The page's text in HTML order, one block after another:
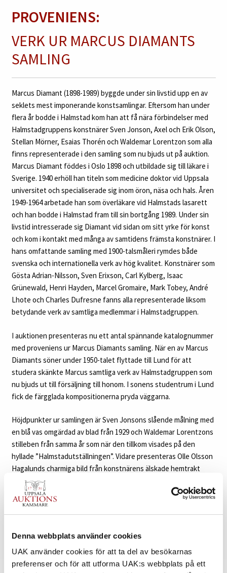
Denna webbplats använder cookies
UAK använder cookies för att ta del av besökarnas
preferenser och för att utforma UAK:s webbplats på ett
PROVENIENS:
VERK UR MARCUS DIAMANTS
SAMLING
Marcus Diamant (1898-1989) byggde under sin livstid upp en av
seklets mest imponerande konstsamlingar. Eftersom han under
flera år bodde i Halmstad kom han att få nära förbindelser med
Halmstadgruppens konstnärer Sven Jonson, Axel och Erik Olson,
Stellan Mörner, Esaias Thorén och Waldemar Lorentzon som alla
finns representerade i den samling som nu bjuds ut på auktion.
Marcus Diamant föddes i Oslo 1898 och utbildade sig till läkare i
Sverige. 1940 erhöll han titeln som medicine doktor vid Uppsala
universitet och specialiserade sig inom öron, näsa och hals. Åren
1949-1964 arbetade han som överläkare vid Halmstads lasarett
och han bodde i Halmstad fram till sin bortgång 1989. Under sin
livstid intresserade sig Diamant vid sidan om sitt yrke för konst
och kom i kontakt med många av samtidens främsta konstnärer. I
hans omfattande samling med 1900-talsmåleri rymdes både
svenska och internationella verk av hög kvalitet. Konstnärer som
Gösta Adrian-Nilsson, Sven Erixson, Carl Kylberg, Isaac
Grünewald, Henri Hayden, Marcel Gromaire, Mark Tobey, André
Lhote och Charles Dufresne fanns alla representerade liksom
betydande verk av samtliga medlemmar i Halmstadgruppen.
I auktionen presenteras nu ett antal spännande katalognummer
med proveniens ur Marcus Diamants samling. När en av Marcus
Diamants söner under 1950-talet flyttade till Lund för att
studera skänkte Marcus samtliga verk av Halmstadgruppen som
nu bjuds ut till försäljning till honom. I sonens studentrum i Lund
fick de färgglada kompositionerna pryda väggarna.
Höjdpunkter ur samlingen är Sven Jonsons slående målning med
en blå vas omgärdad av blad från 1929 och Waldemar Lorentzons
stilleben från samma år som när den tillkom visades på den
hyllade ”Halmstadutställningen”. Vidare presenteras Olle Olsson
Hagalunds charmiga bild från konstnärens älskade hemtrakt
samt spännande verk av Vera Nilsson, Esaias Thorén, Axel Olson,
Stellan Mörner och Erik Olson.
Se alla konstverk här »
Tillbaka till katalogen »